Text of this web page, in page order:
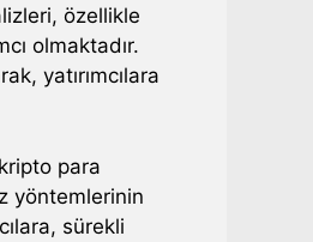
özellikle
olmaktadır.
yatırımcılara
para
yöntemlerinin
sürekli